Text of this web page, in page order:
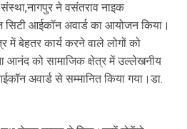
ने वसंतराव नाइक
आईकॉन अवार्ड का आयोजन किया।
बेहतर कार्य करने वाले लोगों को
आनंद को सामाजिक क्षेत्र में उल्लेखनीय
अवार्ड से सम्मानित किया गया।डा.